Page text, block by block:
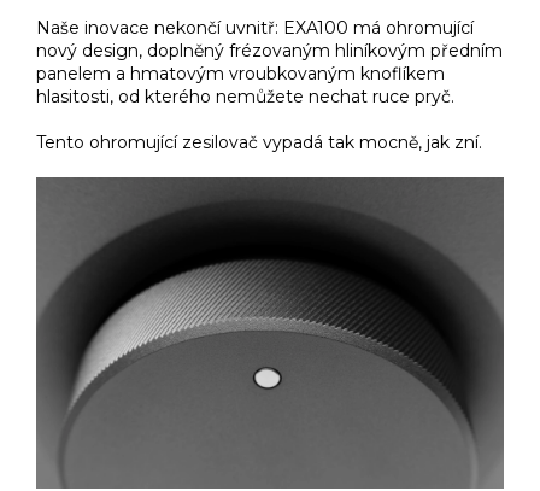
Naše inovace nekončí uvnitř: EXA100 má ohromující
nový design, doplněný frézovaným hliníkovým předním
panelem a hmatovým vroubkovaným knoflíkem
hlasitosti, od kterého nemůžete nechat ruce pryč.
Tento ohromující zesilovač vypadá tak mocně, jak zní.